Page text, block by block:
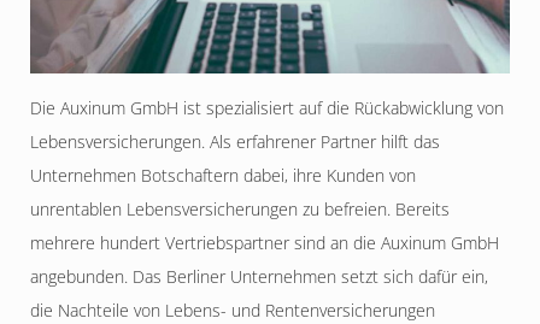
Die Auxinum GmbH ist spezialisiert auf die Rückabwicklung von
Lebensversicherungen. Als erfahrener Partner hilft das
Unternehmen Botschaftern dabei, ihre Kunden von
unrentablen Lebensversicherungen zu befreien. Bereits
mehrere hundert Vertriebspartner sind an die Auxinum GmbH
angebunden. Das Berliner Unternehmen setzt sich dafür ein,
die Nachteile von Lebens- und Rentenversicherungen